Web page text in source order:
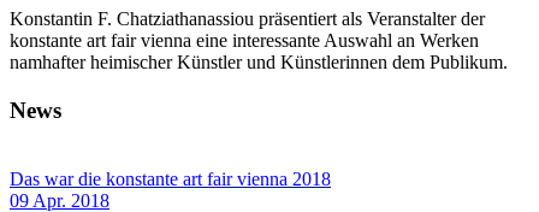
Konstantin F. Chatziathanassiou präsentiert als Veranstalter der
konstante art fair vienna eine interessante Auswahl an Werken
namhafter heimischer Künstler und Künstlerinnen dem Publikum.
News
Das war die konstante art fair vienna 2018
09 Apr. 2018